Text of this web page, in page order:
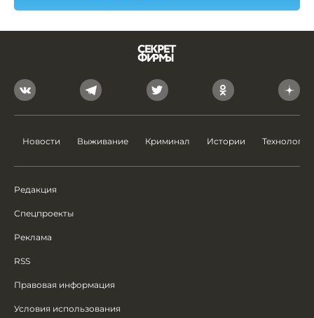
Новости Выживание Криминал Истории Технологии
Редакция
Спецпроекты
Реклама
RSS
Правовая информация
Условия использования